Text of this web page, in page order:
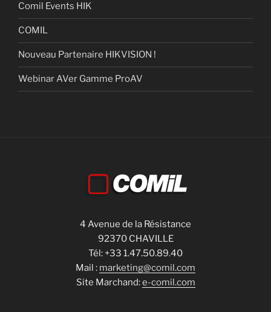
Comil Events HIK
COMIL
Nouveau Partenaire HIKVISION !
Webinar AVer Gamme ProAV
4 Avenue de la Résistance
92370 CHAVILLE
Tél: +33 1.47.50.89.40
Mail : marketing@comil.com
Site Marchand:e-comil.com